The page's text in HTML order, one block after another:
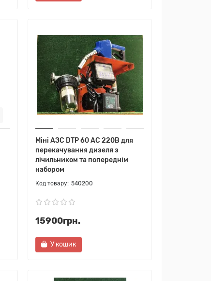
Міні АЗС DTP 60 AC 220В для
перекачування дизеля з
лічильником та попереднім
набором
540200
15900грн.
У кошик